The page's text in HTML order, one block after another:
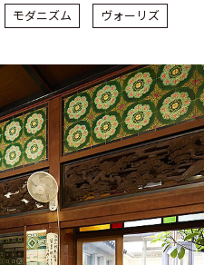
モダニズム ヴォーリズ